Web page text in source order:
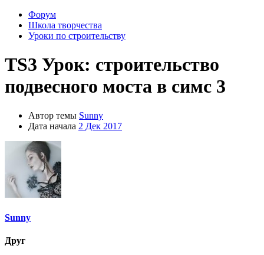
Форум
Школа творчества
Уроки по строительству
TS3 Урок: строительство
подвесного моста в симс 3
Автор темы Sunny
Дата начала 2 Дек 2017
Sunny
Друг